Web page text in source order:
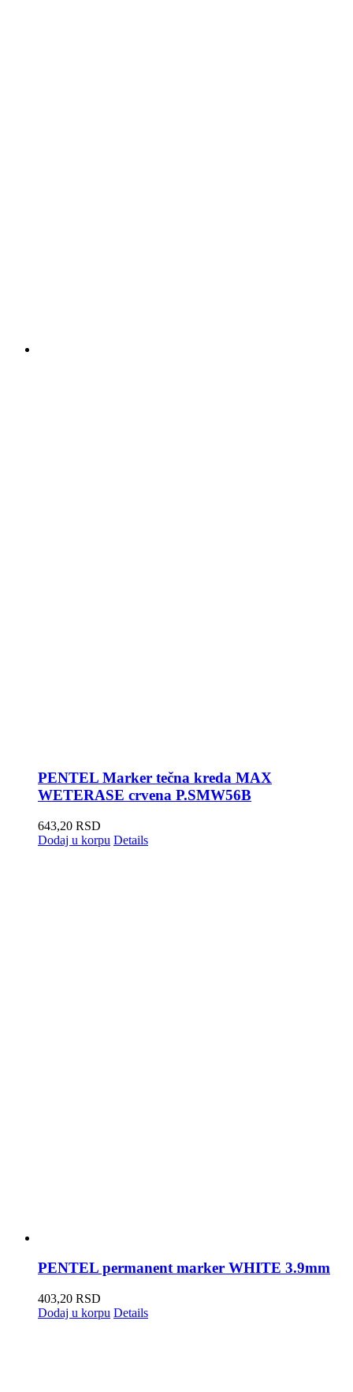
PENTEL Marker tečna kreda MAX
WETERASE crvena P.SMW56B
643,20 RSD
Dodaj u korpu Details
PENTEL permanent marker WHITE 3.9mm
403,20 RSD
Dodaj u korpu Details